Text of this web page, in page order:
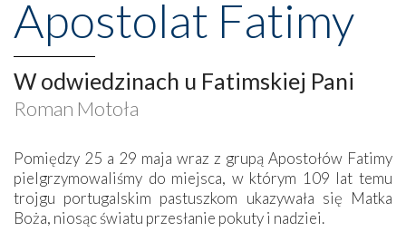
Apostolat Fatimy
W odwiedzinach u Fatimskiej Pani
Roman Motoła
Pomiędzy 25 a 29 maja wraz z grupą Apostołów Fatimy
pielgrzymowaliśmy do miejsca, w którym 109 lat temu
trojgu portugalskim pastuszkom ukazywała się Matka
Boża, niosąc światu przesłanie pokuty i nadziei.